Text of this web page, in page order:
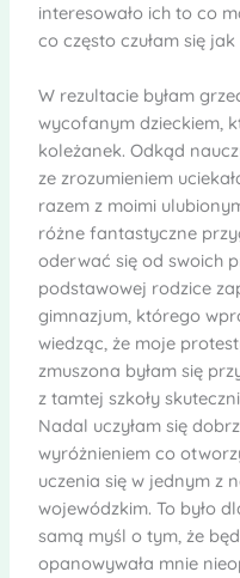
interesowało ich to co
co często czułam się
W rezultacie byłam
wycofanym dzieckiem,
koleżanek. Odkąd
ze zrozumieniem
razem z moimi
różne fantastyczne
oderwać się od swoich
podstawowej rodzice
gimnazjum, którego
wiedząc, że moje
zmuszona byłam się
z tamtej szkoły
Nadal uczyłam się
wyróżnieniem co
uczenia się w jednym z
wojewódzkim. To było
samą myśl o tym, że
opanowywała mnie